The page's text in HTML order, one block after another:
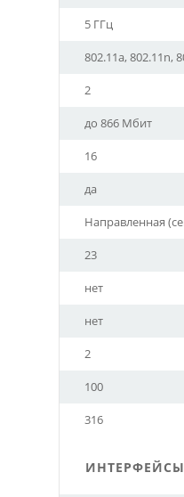
ИНТЕРФЕЙСЫ
5 ГГц
802.11a, 802.11n,
2
до 866 Мбит
16
да
Направленная
23
нет
нет
2
100
316